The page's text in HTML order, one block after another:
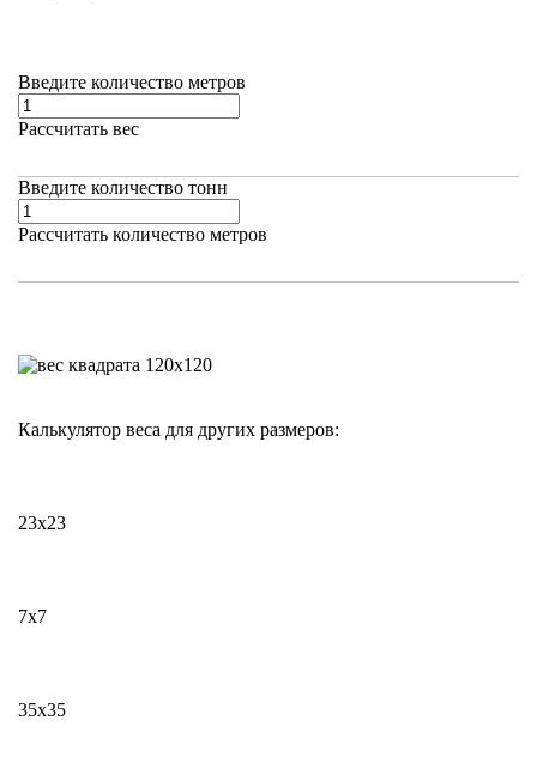
Введите количество метров
Рассчитать вес
Введите количество тонн
Рассчитать количество метров
Калькулятор веса для других размеров:
23х23
7х7
35х35